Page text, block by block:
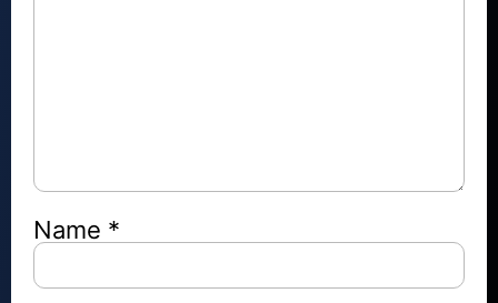
Name *